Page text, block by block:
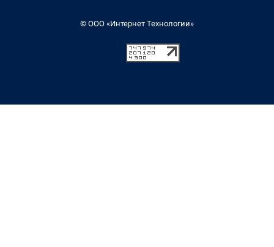
© ООО «Интернет Технологии»